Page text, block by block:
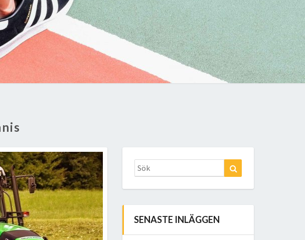
Search
for:
SENASTE INLÄGGEN